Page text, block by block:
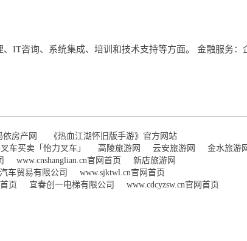
IT咨询、系统集成、培训和技术支持等方面。 金融服务：
依房产网
《热血江湖怀旧版手游》官方网站
车买卖「怡力叉车」 高陵旅游网 云安旅游网
金水旅游
www.cnshanglian.cn官网首页
新店旅游网
车贸易有限公司
www.sjktwl.cn官网首页
页 宜春创一电梯有限公司
www.cdcyzsw.cn官网首页